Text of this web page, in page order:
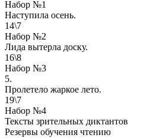
Набор №1
Наступила осень.
14\7
Набор №2
Лида вытерла доску.
16\8
Набор №3
5.
Пролетело жаркое лето.
19\7
Набор №4
Тексты зрительных диктантов
Резервы обучения чтению